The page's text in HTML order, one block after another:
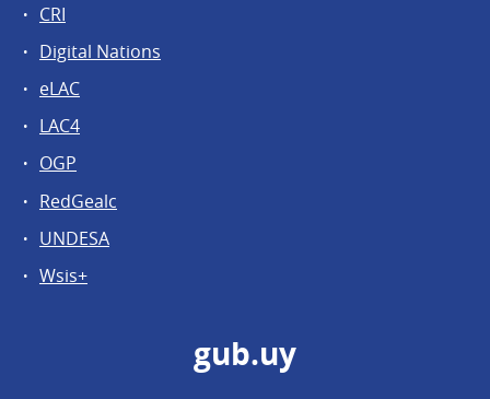
CRI
Digital Nations
eLAC
LAC4
OGP
RedGealc
UNDESA
Wsis+
gub.uy